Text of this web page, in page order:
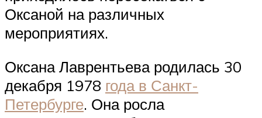
Оксаной на различных
мероприятиях.
Оксана Лаврентьева родилась 30
декабря 1978 года в Санкт-
Петербурге. Она росла